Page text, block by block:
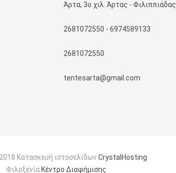
Άρτα, 3ο χιλ. Άρτας - Φιλιππιάδας
2681072550 - 6974589133
2681072550
tentesarta@gmail.com
Κατασκευή ιστοσελίδωνCrystalHosting
Φιλοξενία Κέντρο Διαφήμισης